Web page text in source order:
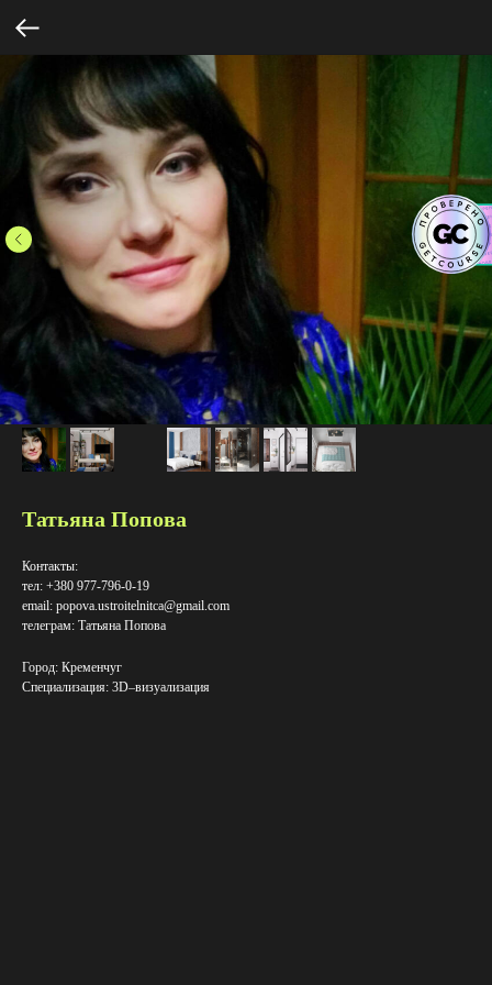
Татьяна Попова
Контакты:
тел: +380 977-796-0-19
email: popova.ustroitelnitca@gmail.com
телеграм: Татьяна Попова
Город: Кременчуг
Специализация: 3D–визуализация